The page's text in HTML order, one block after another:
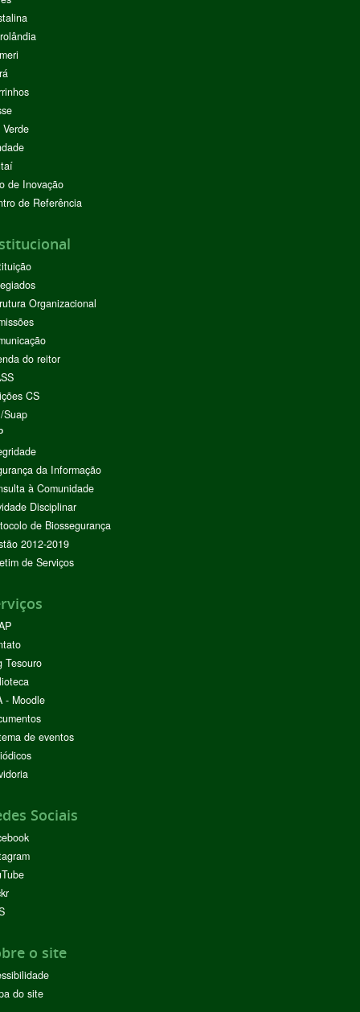
de Inovação
de Referência
Organizacional
do reitor
CS
Suap
da Informação
à Comunidade
Disciplinar
de Biossegurança
2012-2019
de Serviços
Tesouro
- Moodle
de eventos
Sociais
o site
do site